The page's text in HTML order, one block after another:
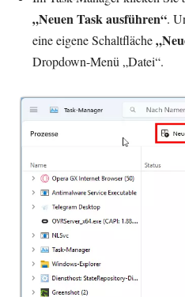
„Neuen Taskausführen“.
eine eigene Schaltfläche
Dropdown-Menü „Datei“.